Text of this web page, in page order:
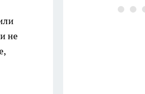
не
На